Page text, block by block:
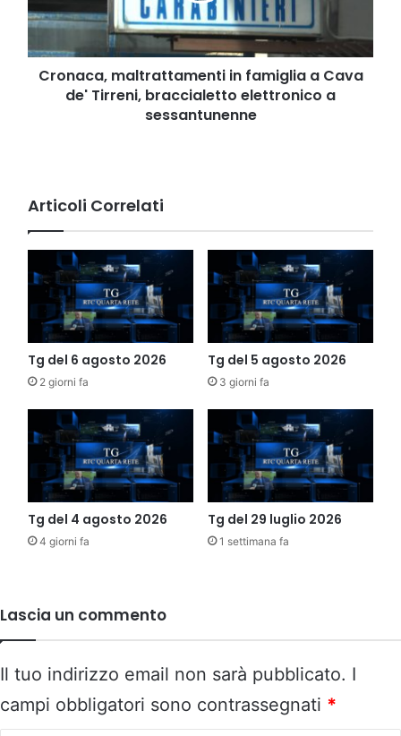
de'
Tirreni,
braccialetto
elettronico
sessantunenne
Cronaca, maltrattamenti in famiglia a Cava
de' Tirreni, braccialetto elettronico a
sessantunenne
Articoli Correlati
Tg del 6 agosto 2026
2 giorni fa
Tg del 5 agosto 2026
3 giorni fa
Tg del 4 agosto 2026
4 giorni fa
Tg del 29 luglio 2026
1 settimana fa
Lascia un commento
Il tuo indirizzo email non sarà pubblicato. I
campi obbligatori sono contrassegnati *